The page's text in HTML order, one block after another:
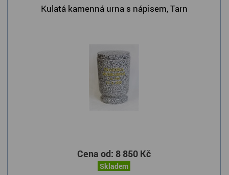
Kulatá kamenná urna s nápisem, Tarn
Cena od: 8 850 Kč
Skladem